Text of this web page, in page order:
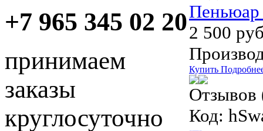
2 500
Купить
Отзывов
Код:
+7 965 345 02 20
принимаем
заказы
круглосуточно